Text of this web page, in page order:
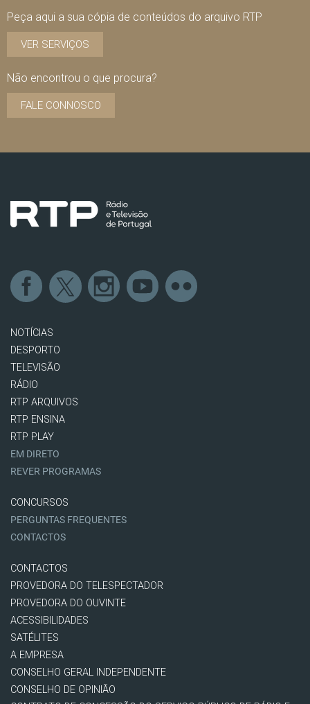
Peça aqui a sua cópia de conteúdos do arquivo RTP
VER SERVIÇOS
Não encontrou o que procura?
FALE CONNOSCO
NOTÍCIAS
DESPORTO
TELEVISÃO
RÁDIO
RTP ARQUIVOS
RTP ENSINA
RTP PLAY
EM DIRETO
REVER PROGRAMAS
CONCURSOS
PERGUNTAS FREQUENTES
CONTACTOS
CONTACTOS
PROVEDORA DO TELESPECTADOR
PROVEDORA DO OUVINTE
ACESSIBILIDADES
SATÉLITES
A EMPRESA
CONSELHO GERAL INDEPENDENTE
CONSELHO DE OPINIÃO